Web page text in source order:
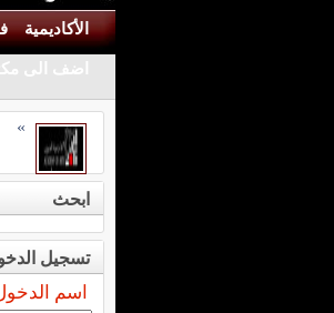
الأكاديمية
اضف الى
»
ابحث
تسجيل
اسم